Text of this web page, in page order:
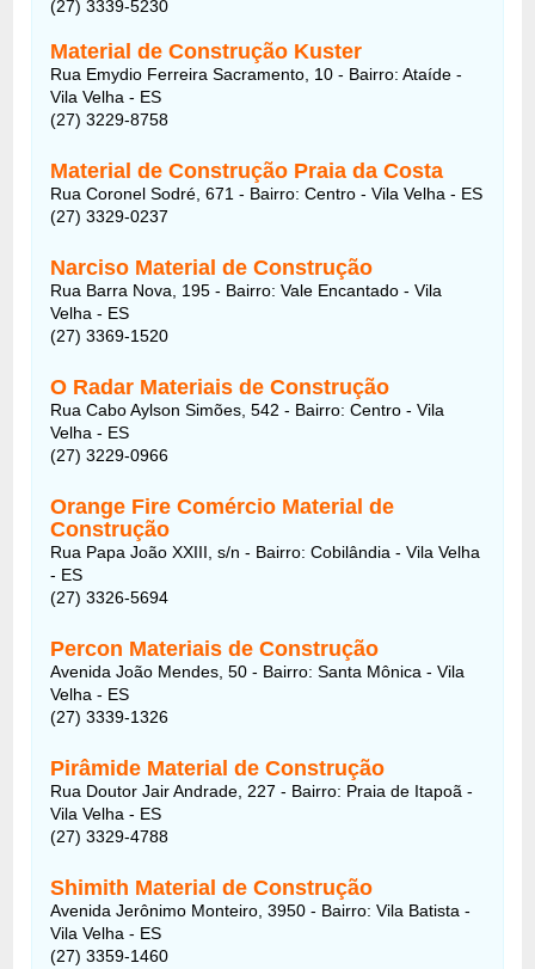
(27) 3339-5230
Material de Construção Kuster
Rua Emydio Ferreira Sacramento, 10 - Bairro: Ataíde -
Vila Velha - ES
(27) 3229-8758
Material de Construção Praia da Costa
Rua Coronel Sodré, 671 - Bairro: Centro - Vila Velha - ES
(27) 3329-0237
Narciso Material de Construção
Rua Barra Nova, 195 - Bairro: Vale Encantado - Vila
Velha - ES
(27) 3369-1520
O Radar Materiais de Construção
Rua Cabo Aylson Simões, 542 - Bairro: Centro - Vila
Velha - ES
(27) 3229-0966
Orange Fire Comércio Material de
Construção
Rua Papa João XXIII, s/n - Bairro: Cobilândia - Vila Velha
- ES
(27) 3326-5694
Percon Materiais de Construção
Avenida João Mendes, 50 - Bairro: Santa Mônica - Vila
Velha - ES
(27) 3339-1326
Pirâmide Material de Construção
Rua Doutor Jair Andrade, 227 - Bairro: Praia de Itapoã -
Vila Velha - ES
(27) 3329-4788
Shimith Material de Construção
Avenida Jerônimo Monteiro, 3950 - Bairro: Vila Batista -
Vila Velha - ES
(27) 3359-1460